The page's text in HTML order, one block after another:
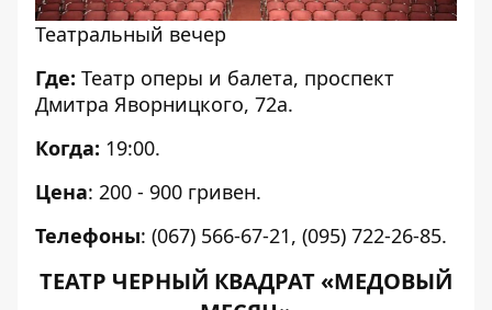
Театральный вечер
Где: Театр оперы и балета, проспект
Дмитра Яворницкого, 72а.
Когда: 19:00.
Цена: 200 - 900 гривен.
Телефоны: (067) 566-67-21, (095) 722-26-85.
ТЕАТР ЧЕРНЫЙ КВАДРАТ «МЕДОВЫЙ